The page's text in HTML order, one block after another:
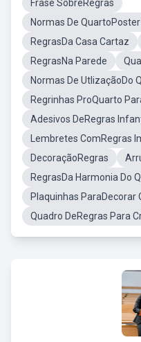
Frase SobreRegras
Normas De
RegrasDa Casa Cartaz
RegrasNa Parede
Normas De UtlizaçãoDo
Regrinhas ProQuarto
Adesivos DeRegras
Lembretes ComRegras
DecoraçãoRegras
RegrasDa Harmonia Do
Plaquinhas ParaDecorar
Quadro DeRegras Para